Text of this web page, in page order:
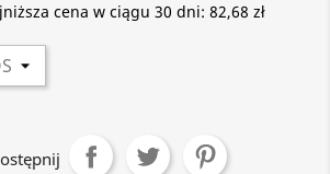
cena w ciągu 30 dni: 82,68 zł